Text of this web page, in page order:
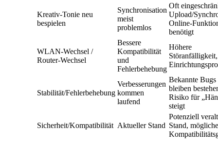
Kreativ-Tonie neu
bespielen
Synchronisation
meist
problemlos
Oft
Upload/
Online-
benötigt
WLAN-Wechsel /
Router-Wechsel
Bessere
Kompatibilität
und
Fehlerbehebung
Höhere
Stabilität/Fehlerbehebung
Verbesserungen
kommen
laufend
Bekannte Bugs
bleiben
Risiko für
steigt
Sicherheit/Kompatibilität Aktueller Stand
Potenziell
Stand, mögliche